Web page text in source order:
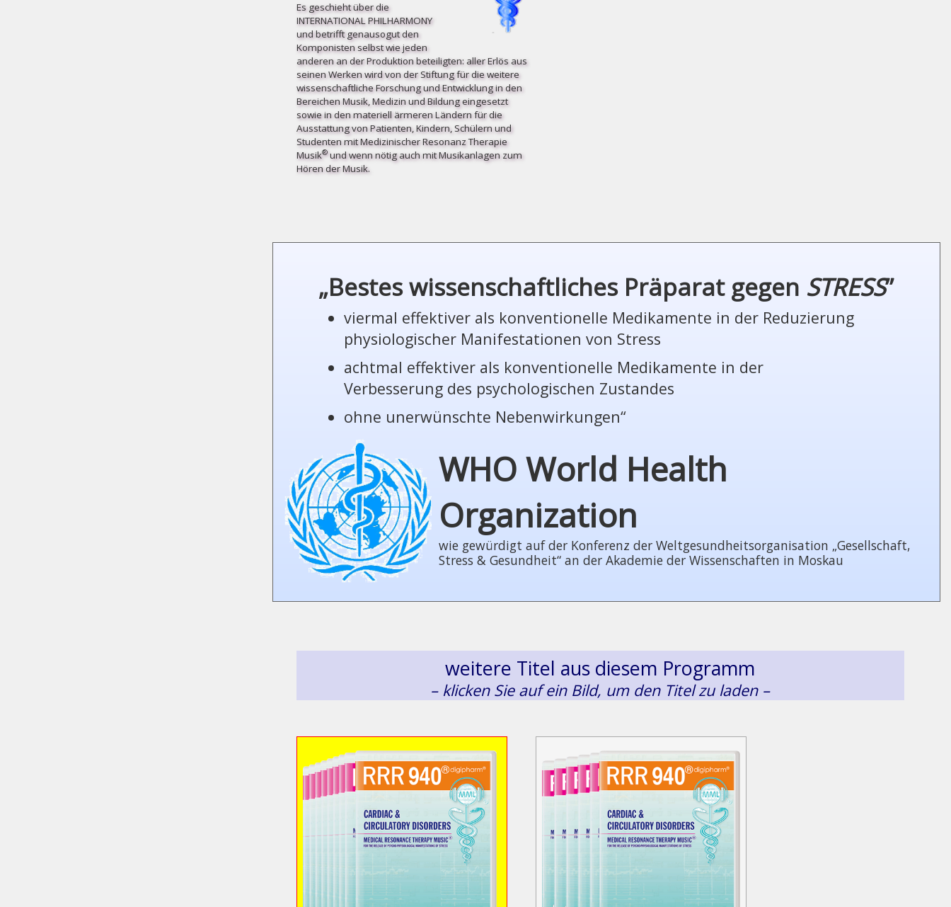
Es geschieht über die
INTERNATIONAL PHILHARMONY
und betrifft ge­nau­so­gut den
Komponisten selbst wie jeden
anderen an der Produktion beteiligten: aller Erlös aus
seinen Werken wird von der Stiftung für die weitere
wissenschaftliche Forschung und Entwicklung in den
Bereichen Musik, Medizin und Bildung eingesetzt
sowie in den materiell ärmeren Ländern für die
Ausstattung von Patienten, Kindern, Schülern und
Studenten mit Medizinischer Resonanz Therapie
Musik®und wenn nötig auch mit Musikanlagen zum
Hören der Musik.
„Bestes wissenschaftliches Präparat gegen STRESS”
viermal effektiver als konventionelle Medikamente in der Reduzierung
phy­sio­lo­gi­scher Manifestationen von Stress
achtmal effektiver als konventionelle Medikamente in der
Verbesserung des psychologischen Zustandes
ohne unerwünschte Nebenwirkungen“
WHO World Health
Organization
wie gewürdigt auf der Konferenz der Welt­ge­sund­heits­or­ga­ni­sa­tion „Gesellschaft,
Stress & Gesundheit“ an der Akademie der Wissenschaften in Moskau
weitere Titel aus diesem Programm
– klicken Sie auf ein Bild, um den Titel zu laden –